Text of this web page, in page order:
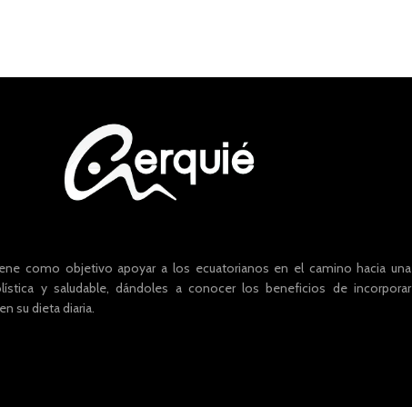
como objetivo apoyar a los ecuatorianos en el camino hacia una
y saludable, dándoles a conocer los beneficios de incorporar
su dieta diaria.